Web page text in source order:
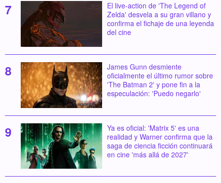
El live-action de 'The Legend of
Zelda' desvela a su gran villano y
confirma el fichaje de una leyenda
del cine
James Gunn desmiente
oficialmente el último rumor sobre
'The Batman 2' y pone fin a la
especulación: 'Puedo negarlo'
Ya es oficial: 'Matrix 5' es una
realidad y Warner confirma que la
saga de ciencia ficción continuará
en cine 'más allá de 2027'